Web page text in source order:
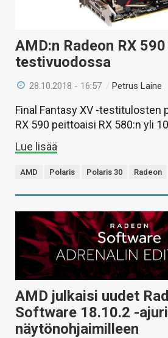
AMD:n Radeon RX
testivuodossa
28.10.2018 - 16:57 /Petrus Laine
Final Fantasy XV -testitulosten
RX 590 peittoaisi RX 580:n yli
Lue lisää
AMD Polaris Polaris 30 Radeon
AMD julkaisi uudet
Software 18.10.2 -
näytönohjaimilleen